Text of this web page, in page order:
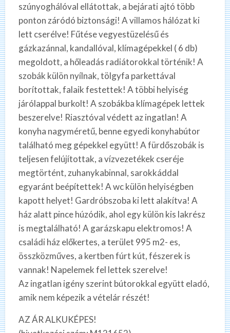
szúnyoghálóval ellátottak, a bejárati ajtó több
ponton záródó biztonsági! A villamos hálózat ki
lett cserélve! Fűtése vegyestüzelésű és
gázkazánnal, kandallóval, klímagépekkel ( 6 db)
megoldott, a hőleadás radiátorokkal történik! A
szobák külön nyílnak, tölgyfa parkettával
borítottak, falaik festettek! A többi helyiség
járólappal burkolt! A szobákba klímagépek lettek
beszerelve! Riasztóval védett az ingatlan! A
konyha nagyméretű, benne egyedi konyhabútor
található meg gépekkel együtt! A fürdőszobák is
teljesen felújítottak, a vízvezetékek cseréje
megtörtént, zuhanykabinnal, sarokkáddal
egyaránt beépítettek! A wc külön helyiségben
kapott helyet! Gardróbszoba ki lett alakítva! A
ház alatt pince húzódik, ahol egy külön kis lakrész
is megtalálható! A garázskapu elektromos! A
családi ház előkertes, a terület 995 m2- es,
összközműves, a kertben fúrt kút, fészerek is
vannak! Napelemek fel lettek szerelve!
Az ingatlan igény szerint bútorokkal együtt eladó,
amik nem képezik a vételár részét!
AZ ÁR ALKUKÉPES!